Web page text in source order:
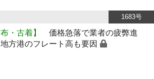
1683号
布・古着】
価格急落で業者の疲弊進
方港のフレート高も要因